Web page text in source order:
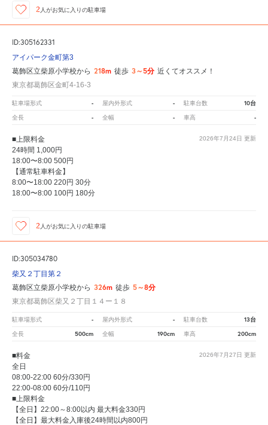
2 人がお気に入りの駐車場
ID:305162331
アイパーク金町第3
葛飾区立柴原小学校から 218m 徒歩 3～5分 近くてオススメ！
東京都葛飾区金町4-16-3
駐車場形式 - 屋内外形式 - 駐車台数 10台
全長 - 全幅 - 車高 -
2026年7月24日 更新
■上限料金
24時間 1,000円
18:00〜8:00 500円
【通常駐車料金】
8:00〜18:00 220円 30分
18:00〜8:00 100円 180分
2 人がお気に入りの駐車場
ID:305034780
柴又２丁目第２
葛飾区立柴原小学校から 326m 徒歩 5～8分
東京都葛飾区柴又２丁目１４ー１８
駐車場形式 - 屋内外形式 - 駐車台数 13台
全長 500cm 全幅 190cm 車高 200cm
2026年7月27日 更新
■料金
全日
08:00-22:00 60分/330円
22:00-08:00 60分/110円
■上限料金
【全日】22:00～8:00以内 最大料金330円
【全日】最大料金入庫後24時間以内800円